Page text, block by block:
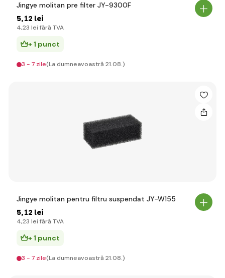
Jingye molitan pre filter JY-9300F
5,12 lei
4,23 lei fără TVA
+ 1 punct
3 - 7 zile(La dumneavoastră 21.08.)
Jingye molitan pentru filtru suspendat JY-W155
5,12 lei
4,23 lei fără TVA
+ 1 punct
3 - 7 zile(La dumneavoastră 21.08.)